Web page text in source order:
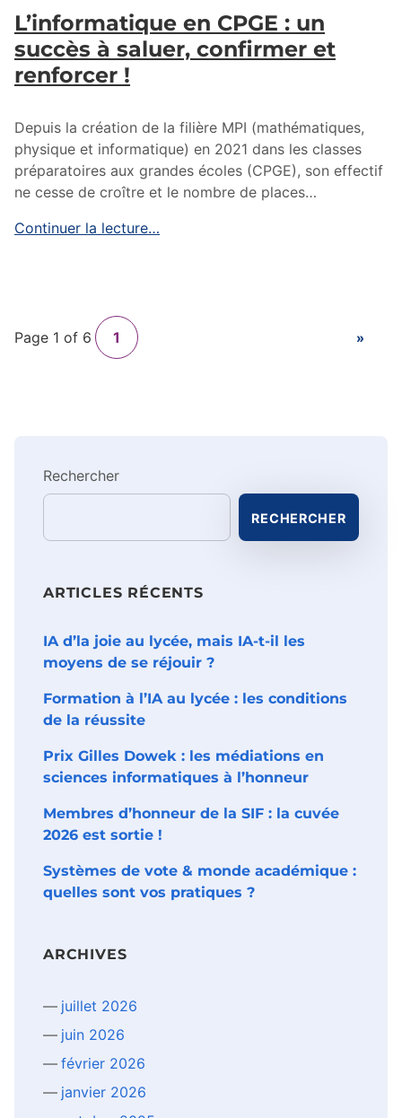
L’informatique en CPGE : un
succès à saluer, confirmer et
renforcer !
Depuis la création de la filière MPI (mathématiques,
physique et informatique) en 2021 dans les classes
préparatoires aux grandes écoles (CPGE), son effectif
ne cesse de croître et le nombre de places…
Continuer la lecture…
1 PAGE
»
Rechercher
RECHERCHER
ARTICLES RÉCENTS
IA d’la joie au lycée, mais IA-t-il les
moyens de se réjouir ?
Formation à l’IA au lycée : les conditions
de la réussite
Prix Gilles Dowek : les médiations en
sciences informatiques à l’honneur
Membres d’honneur de la SIF : la cuvée
2026 est sortie !
Systèmes de vote & monde académique :
quelles sont vos pratiques ?
ARCHIVES
juillet 2026
juin 2026
février 2026
janvier 2026